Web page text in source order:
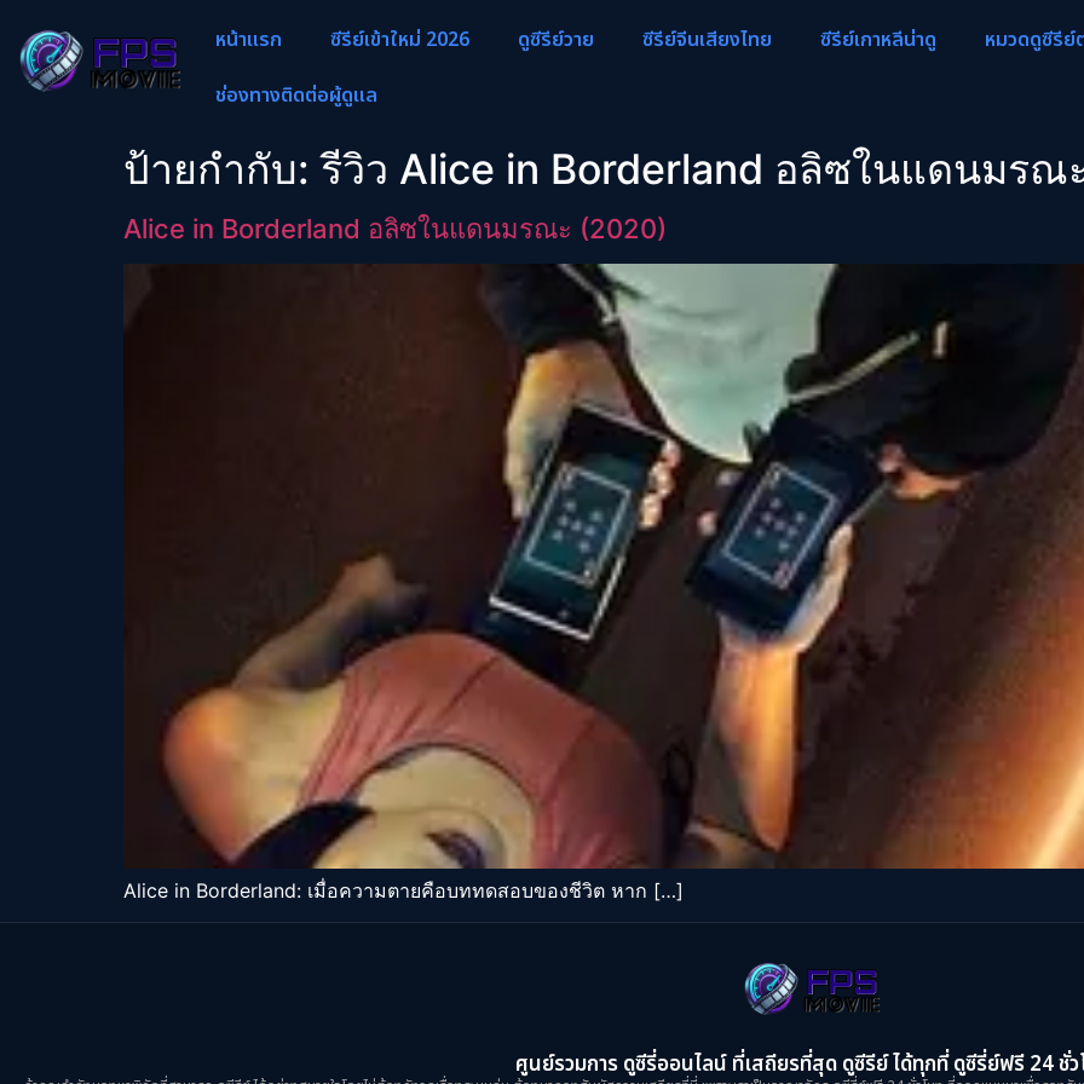
หน้าแรก ซีรีย์เข้าใหม่ 2026 ดูซีรีย์วาย ซีรีย์จีนเสียงไทย ซีรีย์เกาหลีน่าดู
หมวดดูซีรีย์
ช่องทางติดต่อผู้ดูแล
ป้ายกำกับ:รีวิว Alice in Borderland อลิซในแดนมรณ
Alice in Borderland อลิซในแดนมรณะ (2020)
Alice in Borderland: เมื่อความตายคือบททดสอบของชีวิต หาก […]
ศูนย์รวมการ ดูซีรี่ออนไลน์ ที่เสถียรที่สุด ดูซีรีย์ ได้ทุกที่ ดูซีรี่ย์ฟรี 24 ชั่ว